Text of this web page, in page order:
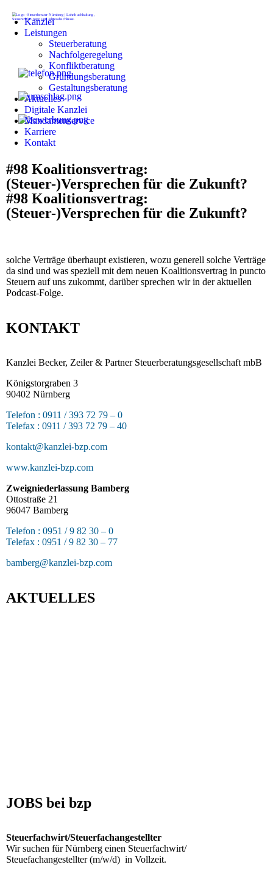
Kanzlei
Leistungen
Steuerberatung
Nachfolgeregelung
Konfliktberatung
Gründungsberatung
Gestaltungsberatung
Aktuelles
Digitale Kanzlei
Mandantenservice
Karriere
Kontakt
#98 Koalitionsvertrag:
(Steuer-)Versprechen für die Zukunft?
#98 Koalitionsvertrag:
(Steuer-)Versprechen für die Zukunft?
solche Verträge überhaupt existieren, wozu generell solche Verträge
da sind und was speziell mit dem neuen Koalitionsvertrag in puncto
Steuern auf uns zukommt, darüber sprechen wir in der aktuellen
Podcast-Folge.
KONTAKT
Kanzlei Becker, Zeiler & Partner Steuerberatungsgesellschaft mbB
Königstorgraben 3
90402 Nürnberg
Telefon : 0911 / 393 72 79 – 0
Telefax : 0911 / 393 72 79 – 40
kontakt@kanzlei-bzp.com
www.kanzlei-bzp.com
Zweigniederlassung Bamberg
Ottostraße 21
96047 Bamberg
Telefon : 0951 / 9 82 30 – 0
Telefax : 0951 / 9 82 30 – 77
bamberg@kanzlei-bzp.com
AKTUELLES
JOBS bei bzp
Steuerfachwirt/Steuerfachangestellter
Wir suchen für Nürnberg einen Steuerfachwirt/
Steuefachangestellter (m/w/d) in Vollzeit.